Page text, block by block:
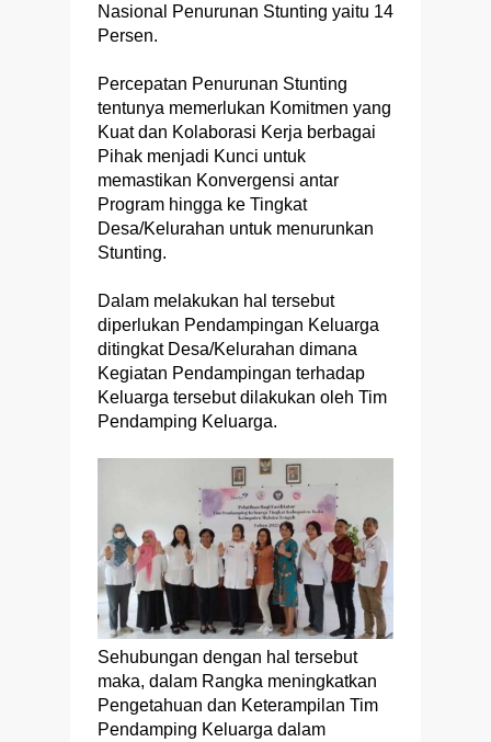
Nasional Penurunan Stunting yaitu 14
Persen.
Percepatan Penurunan Stunting
tentunya memerlukan Komitmen yang
Kuat dan Kolaborasi Kerja berbagai
Pihak menjadi Kunci untuk
memastikan Konvergensi antar
Program hingga ke Tingkat
Desa/Kelurahan untuk menurunkan
Stunting.
Dalam melakukan hal tersebut
diperlukan Pendampingan Keluarga
ditingkat Desa/Kelurahan dimana
Kegiatan Pendampingan terhadap
Keluarga tersebut dilakukan oleh Tim
Pendamping Keluarga.
Sehubungan dengan hal tersebut
maka, dalam Rangka meningkatkan
Pengetahuan dan Keterampilan Tim
Pendamping Keluarga dalam